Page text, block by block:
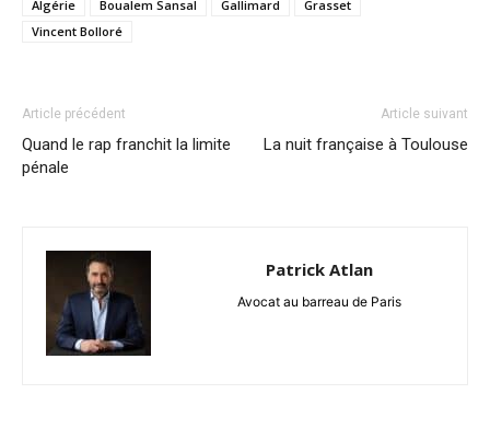
Algérie
Boualem Sansal Gallimard
Grasset
Vincent Bolloré
Article précédent
Quand le rap franchit la limite
pénale
Article suivant
La nuit française à Toulouse
Patrick Atlan
Avocat au barreau de Paris